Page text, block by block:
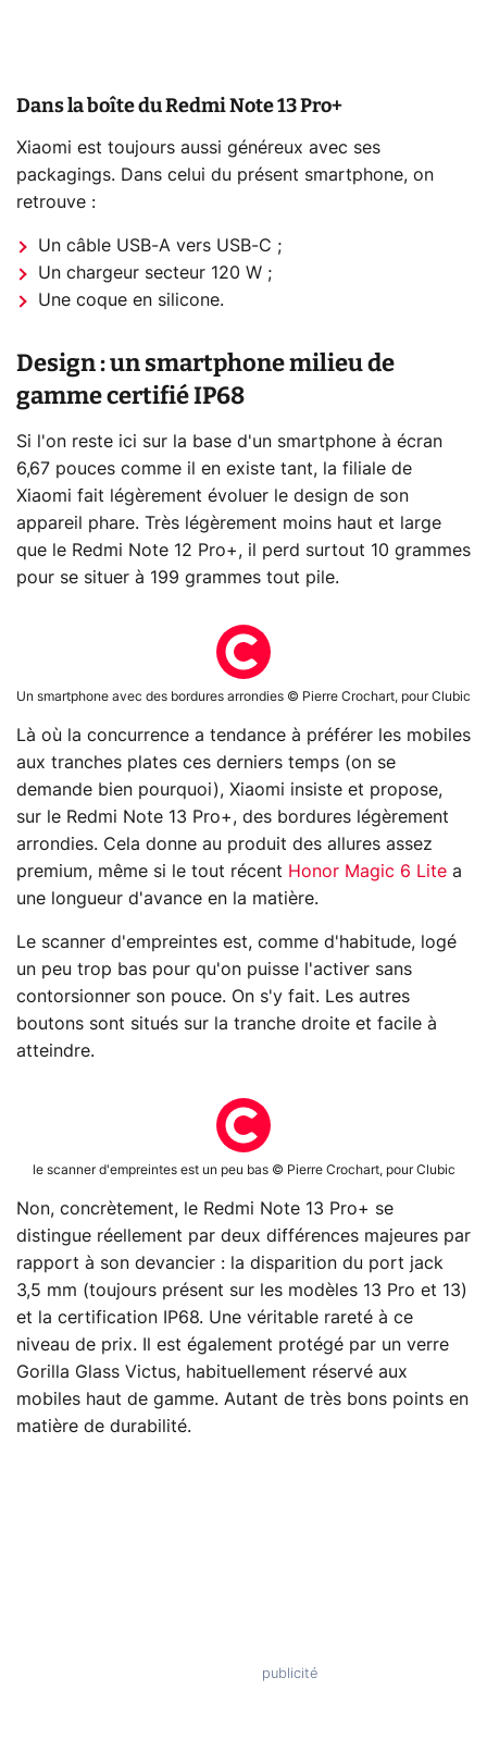
Dans la boîte du Redmi Note 13 Pro+
Xiaomi est toujours aussi généreux avec ses
packagings. Dans celui du présent smartphone, on
retrouve :
Un câble USB-A vers USB-C ;
Un chargeur secteur 120 W ;
Une coque en silicone.
Design : un smartphone milieu de
gamme certifié IP68
Si l'on reste ici sur la base d'un smartphone à écran
6,67 pouces comme il en existe tant, la filiale de
Xiaomi fait légèrement évoluer le design de son
appareil phare. Très légèrement moins haut et large
que le Redmi Note 12 Pro+, il perd surtout 10 grammes
pour se situer à 199 grammes tout pile.
Un smartphone avec des bordures arrondies © Pierre Crochart, pour Clubic
Là où la concurrence a tendance à préférer les mobiles
aux tranches plates ces derniers temps (on se
demande bien pourquoi), Xiaomi insiste et propose,
sur le Redmi Note 13 Pro+, des bordures légèrement
arrondies. Cela donne au produit des allures assez
premium, même si le tout récent Honor Magic 6 Lite a
une longueur d'avance en la matière.
Le scanner d'empreintes est, comme d'habitude, logé
un peu trop bas pour qu'on puisse l'activer sans
contorsionner son pouce. On s'y fait. Les autres
boutons sont situés sur la tranche droite et facile à
atteindre.
le scanner d'empreintes est un peu bas © Pierre Crochart, pour Clubic
Non, concrètement, le Redmi Note 13 Pro+ se
distingue réellement par deux différences majeures par
rapport à son devancier : la disparition du port jack
3,5 mm (toujours présent sur les modèles 13 Pro et 13)
et la certification IP68. Une véritable rareté à ce
niveau de prix. Il est également protégé par un verre
Gorilla Glass Victus, habituellement réservé aux
mobiles haut de gamme. Autant de très bons points en
matière de durabilité.